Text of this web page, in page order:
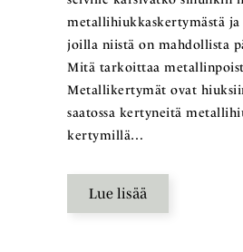
metallihiukkaskertymästä
joilla niistä on mahdollista
Mitä tarkoittaa
Metallikertymät ovat
saatossa kertyneitä
kertymillä…
Lue lisää